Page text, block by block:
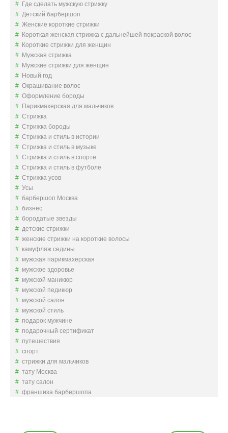
Где сделать мужскую стрижку
Детский барбершоп
Женские короткие стрижки
Короткая женская стрижка с дальнейшей покраской волос
Короткие стрижки для женщин
Мужская стрижка
Мужские стрижки для женщин
Новый год
Окрашивание волос
Оформление бороды
Парикмахерская для мальчиков
Стрижка
Стрижка бороды
Стрижка и стиль в истории
Стрижка и стиль в музыке
Стрижка и стиль в спорте
Стрижка и стиль в футболе
Стрижка усов
Усы
барбершоп Москва
бизнес
бородатые звезды
детские стрижки
женские стрижки на короткие волосы
камуфляж седины
мужская парикмахерская
мужское здоровье
мужской маникюр
мужской педикюр
мужской салон
мужской стиль
подарок мужчине
подарочный сертификат
путешествия
спорт
стрижки для мальчиков
тату Москва
тату салон
франшиза барбершопа